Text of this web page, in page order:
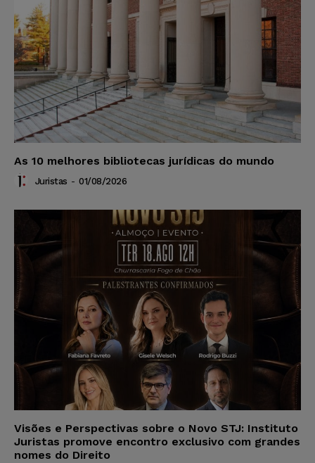
As 10 melhores bibliotecas jurídicas do mundo
Juristas - 01/08/2026
Visões e Perspectivas sobre o Novo STJ: Instituto
Juristas promove encontro exclusivo com grandes
nomes do Direito